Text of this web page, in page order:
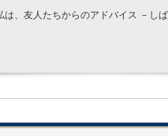
は、友人たちからのアドバイス －し